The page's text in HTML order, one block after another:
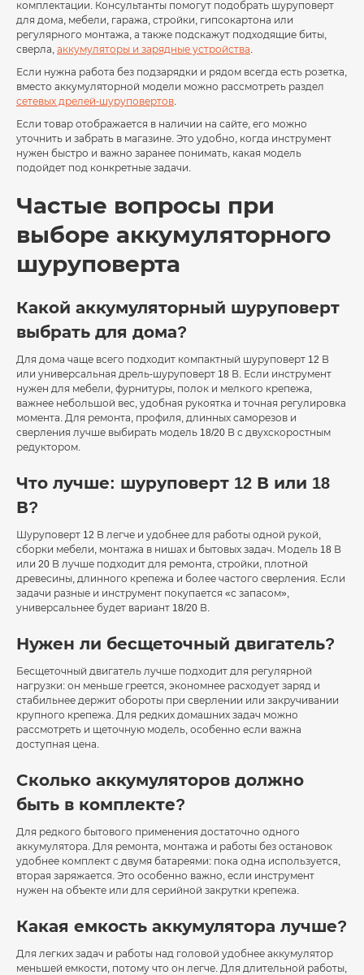
комплектации. Консультанты помогут подобрать шуруповерт
для дома, мебели, гаража, стройки, гипсокартона или
регулярного монтажа, а также подскажут подходящие биты,
сверла, аккумуляторы и зарядные устройства
Если нужна работа без подзарядки и рядом всегда есть розетка,
вместо аккумуляторной модели можно рассмотреть раздел
сетевых дрелей-шуруповертов
Если товар отображается в наличии на сайте, его можно
уточнить и забрать в магазине. Это удобно, когда инструмент
нужен быстро и важно заранее понимать, какая модель
подойдет под конкретные задачи.
Частые вопросы при
выборе аккумуляторного
шуруповерта
Какой аккумуляторный шуруповерт
выбрать для дома?
Для дома чаще всего подходит компактный шуруповерт 12 В
или универсальная дрель-шуруповерт 18 В. Если инструмент
нужен для мебели, фурнитуры, полок и мелкого крепежа,
важнее небольшой вес, удобная рукоятка и точная регулировка
момента. Для ремонта, профиля, длинных саморезов и
сверления лучше выбирать модель 18/20 В с двухскоростным
редуктором.
Что лучше: шуруповерт 12 В или 18
В?
Шуруповерт 12 В легче и удобнее для работы одной рукой,
сборки мебели, монтажа в нишах и бытовых задач. Модель 18 В
или 20 В лучше подходит для ремонта, стройки, плотной
древесины, длинного крепежа и более частого сверления. Если
задачи разные и инструмент покупается «с запасом»,
универсальнее будет вариант 18/20 В.
Нужен ли бесщеточный двигатель?
Бесщеточный двигатель лучше подходит для регулярной
нагрузки: он меньше греется, экономнее расходует заряд и
стабильнее держит обороты при сверлении или закручивании
крупного крепежа. Для редких домашних задач можно
рассмотреть и щеточную модель, особенно если важна
доступная цена.
Сколько аккумуляторов должно
быть в комплекте?
Для редкого бытового применения достаточно одного
аккумулятора. Для ремонта, монтажа и работы без остановок
удобнее комплект с двумя батареями: пока одна используется,
вторая заряжается. Это особенно важно, если инструмент
нужен на объекте или для серийной закрутки крепежа.
Какая емкость аккумулятора лучше?
Для легких задач и работы над головой удобнее аккумулятор
меньшей емкости, потому что он легче. Для длительной работы,